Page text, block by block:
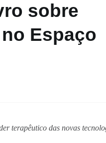
sobre
Espaço
terapêutico das novas